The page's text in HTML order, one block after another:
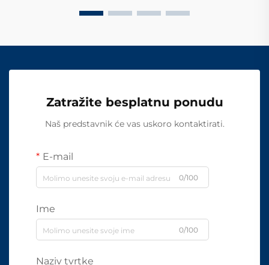
Zatražite besplatnu ponudu
Naš predstavnik će vas uskoro kontaktirati.
E-mail
0/100
Ime
0/100
Naziv tvrtke